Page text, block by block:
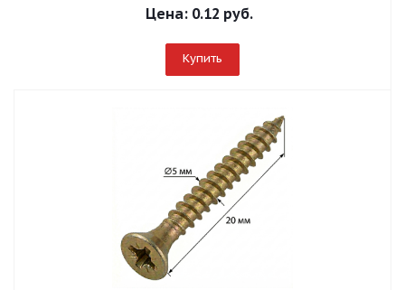
Цена: 0.12 руб.
Купить